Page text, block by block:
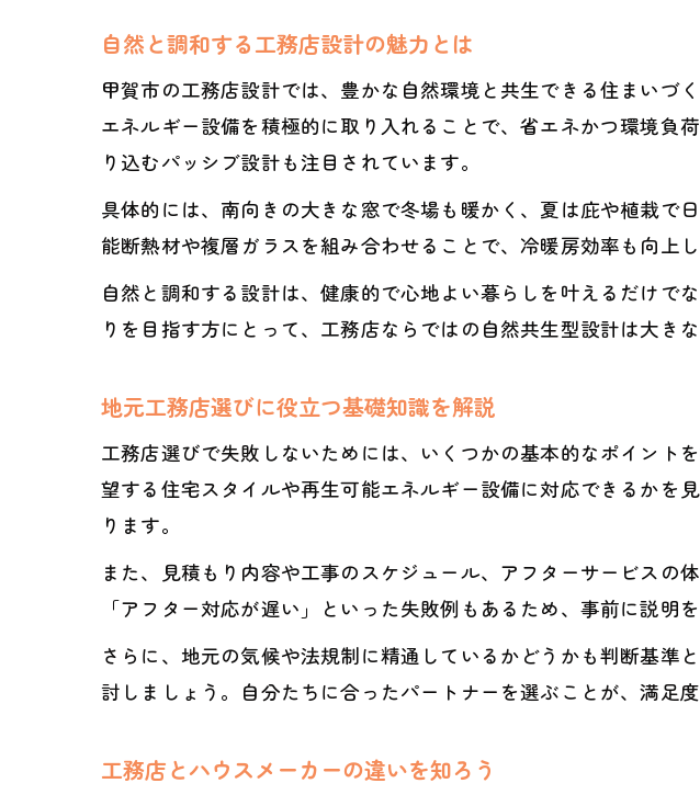
工務店選びが
工務店の対応
理想のエコ住
滋賀県甲賀市の
工務店が支え
工務店住宅で
工務店が叶え
工務店が実現す
新時代の住ま
サステナブ
工務店住宅で
未来志向の家
自然と調和する工務店設計の魅力とは
甲賀市の工務店設計では、豊かな自然環境と共生できる住まいづ
エネルギー設備を積極的に取り入れることで、省エネかつ環境負
り込むパッシブ設計も注目されています。
具体的には、南向きの大きな窓で冬場も暖かく、夏は庇や植栽で
能断熱材や複層ガラスを組み合わせることで、冷暖房効率も向上
自然と調和する設計は、健康的で心地よい暮らしを叶えるだけで
りを目指す方にとって、工務店ならではの自然共生型設計は大き
地元工務店選びに役立つ基礎知識を解説
工務店選びで失敗しないためには、いくつかの基本的なポイント
望する住宅スタイルや再生可能エネルギー設備に対応できるかを
ります。
また、見積もり内容や工事のスケジュール、アフターサービスの
「アフター対応が遅い」といった失敗例もあるため、事前に説明
さらに、地元の気候や法規制に精通しているかどうかも判断基
討しましょう。自分たちに合ったパートナーを選ぶことが、満足
工務店とハウスメーカーの違いを知ろう